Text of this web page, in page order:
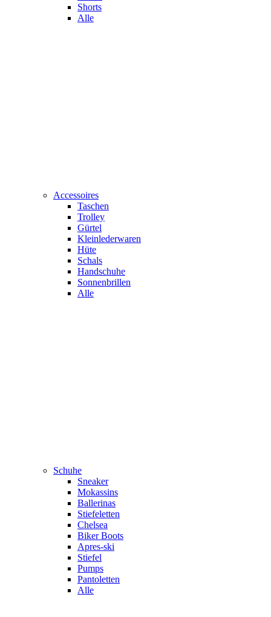
Shorts
Alle
Accessoires
Taschen
Trolley
Gürtel
Kleinlederwaren
Hüte
Schals
Handschuhe
Sonnenbrillen
Alle
Schuhe
Sneaker
Mokassins
Ballerinas
Stiefeletten
Chelsea
Biker Boots
Apres-ski
Stiefel
Pumps
Pantoletten
Alle